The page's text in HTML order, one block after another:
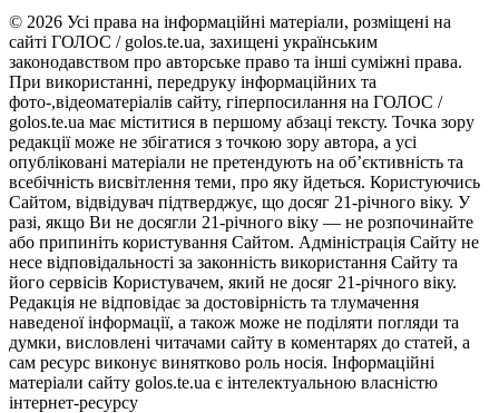
© 2026 Усі права на інформаційні матеріали, розміщені на
сайті ГОЛОС / golos.te.ua, захищені українським
законодавством про авторське право та інші суміжні права.
При використанні, передруку інформаційних та
фото-,відеоматеріалів сайту, гіперпосилання на ГОЛОС /
golos.te.ua має міститися в першому абзаці тексту. Точка зору
редакції може не збігатися з точкою зору автора, а усі
опубліковані матеріали не претендують на об’єктивність та
всебічність висвітлення теми, про яку йдеться. Користуючись
Сайтом, відвідувач підтверджує, що досяг 21-річного віку. У
разі, якщо Ви не досягли 21-річного віку — не розпочинайте
або припиніть користування Сайтом. Адміністрація Сайту не
несе відповідальності за законність використання Сайту та
його сервісів Користувачем, який не досяг 21-річного віку.
Редакція не відповідає за достовірність та тлумачення
наведеної інформації, а також може не поділяти погляди та
думки, висловлені читачами сайту в коментарях до статей, а
сам ресурс виконує винятково роль носія. Інформаційні
матеріали сайту golos.te.ua є інтелектуальною власністю
інтернет-ресурсу